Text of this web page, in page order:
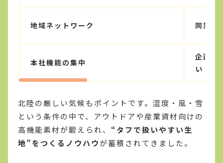
地域ネットワーク 同業・
本社機能の集中
企画と
い
北陸の厳しい気候もポイントです。湿度・風・雪
という条件の中で、アウトドアや産業資材向けの
高機能素材が鍛えられ、 “タフで扱いやすい生
地”をつくるノウハウが蓄積されてきました。